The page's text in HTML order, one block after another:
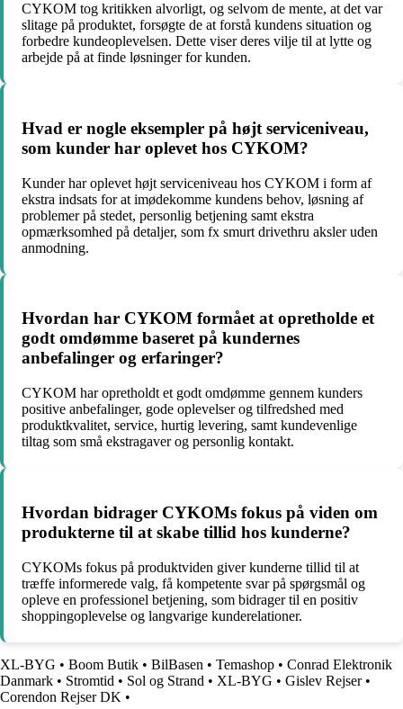
CYKOM tog kritikken alvorligt, og selvom de mente, at det var
slitage på produktet, forsøgte de at forstå kundens situation og
forbedre kundeoplevelsen. Dette viser deres vilje til at lytte og
arbejde på at finde løsninger for kunden.
Hvad er nogle eksempler på højt serviceniveau,
som kunder har oplevet hos CYKOM?
Kunder har oplevet højt serviceniveau hos CYKOM i form af
ekstra indsats for at imødekomme kundens behov, løsning af
problemer på stedet, personlig betjening samt ekstra
opmærksomhed på detaljer, som fx smurt drivethru aksler uden
anmodning.
Hvordan har CYKOM formået at opretholde et
godt omdømme baseret på kundernes
anbefalinger og erfaringer?
CYKOM har opretholdt et godt omdømme gennem kunders
positive anbefalinger, gode oplevelser og tilfredshed med
produktkvalitet, service, hurtig levering, samt kundevenlige
tiltag som små ekstragaver og personlig kontakt.
Hvordan bidrager CYKOMs fokus på viden om
produkterne til at skabe tillid hos kunderne?
CYKOMs fokus på produktviden giver kunderne tillid til at
træffe informerede valg, få kompetente svar på spørgsmål og
opleve en professionel betjening, som bidrager til en positiv
shoppingoplevelse og langvarige kunderelationer.
XL-BYG • Boom Butik • BilBasen • Temashop • Conrad Elektronik
Danmark • Stromtid • Sol og Strand • XL-BYG • Gislev Rejser•
Corendon Rejser DK •